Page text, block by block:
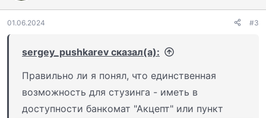
01.06.2024 #3
sergey_pushkarev сказал(а):
Правильно ли я понял, что единственная
возможность для стузинга - иметь в
доступности банкомат "Акцепт" или пункт